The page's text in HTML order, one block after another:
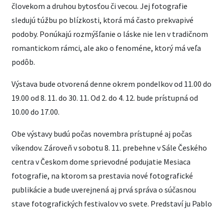
človekom a druhou bytosťou či vecou. Jej fotografie
sledujú túžbu po blízkosti, ktorá má často prekvapivé
podoby. Ponúkajú rozmýšľanie o láske nie len v tradičnom
romantickom rámci, ale ako o fenoméne, ktorý má veľa
podôb.
Výstava bude otvorená denne okrem pondelkov od 11.00 do
19.00 od 8. 11. do 30. 11. Od 2. do 4. 12. bude prístupná od
10.00 do 17.00.
Obe výstavy budú počas novembra prístupné aj počas
víkendov. Zároveň v sobotu 8. 11. prebehne v Sále Českého
centra v Českom dome sprievodné podujatie Mesiaca
fotografie, na ktorom sa prestavia nové fotografické
publikácie a bude uverejnená aj prvá správa o súčasnou
stave fotografických festivalov vo svete. Predstaví ju Pablo